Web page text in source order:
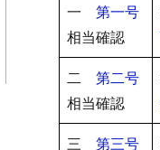
一 第一号
相当確認
二 第二号
相当確認
三 第三号